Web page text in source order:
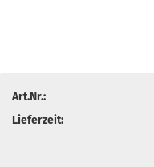
Art.Nr.:
Lieferzeit: